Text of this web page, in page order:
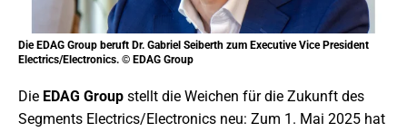
Die EDAG Group beruft Dr. Gabriel Seiberth zum Executive Vice President
Electrics/Electronics. © EDAG Group
Die EDAG Group stellt die Weichen für die Zukunft des
Segments Electrics/Electronics neu: Zum 1. Mai 2025 hat